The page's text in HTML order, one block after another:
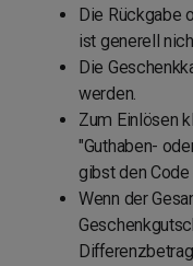
Die Rückgabe
ist generell
Die
werden.
Zum Einlösen
"Guthaben-
gibst den Code
Wenn der